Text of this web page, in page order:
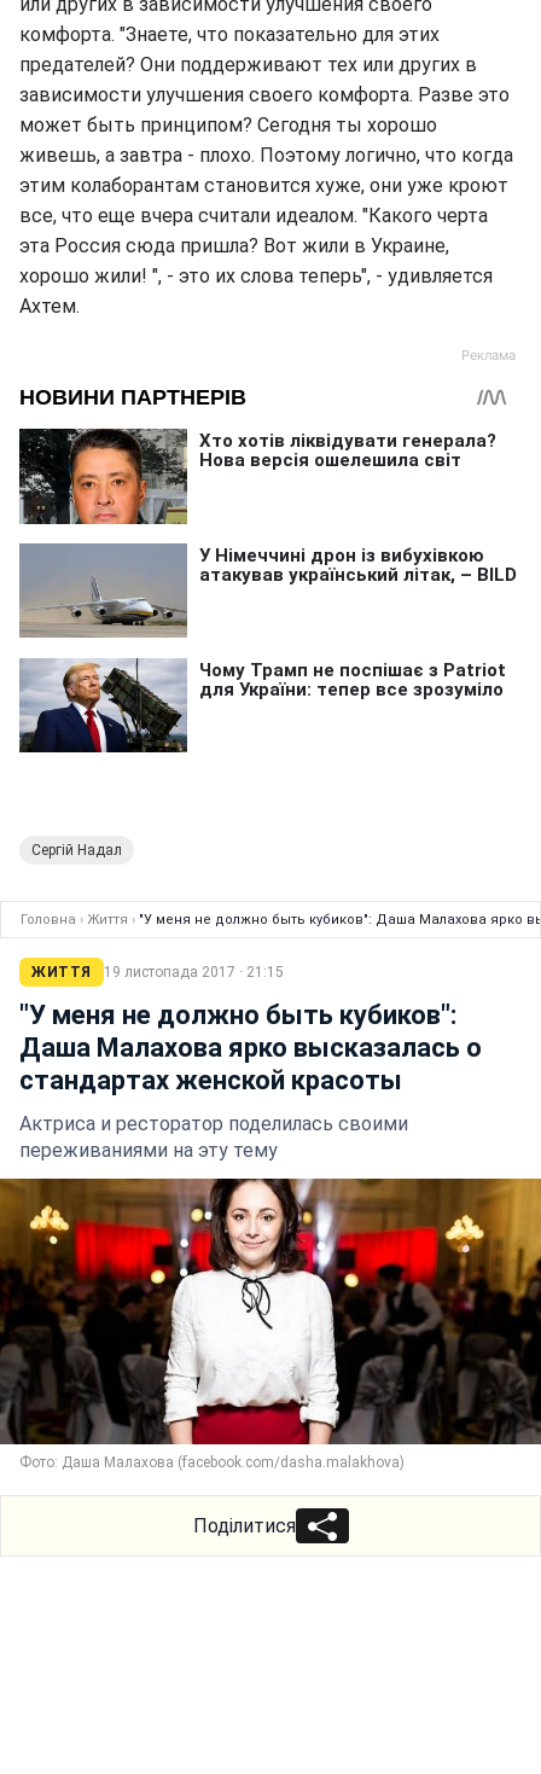
комфорта. "Знаете, что показательно для этих
предателей? Они поддерживают тех или других в
зависимости улучшения своего комфорта. Разве это
может быть принципом? Сегодня ты хорошо
живешь, а завтра - плохо. Поэтому логично, что когда
этим колаборантам становится хуже, они уже кроют
все, что еще вчера считали идеалом. "Какого черта
эта Россия сюда пришла? Вот жили в Украине,
хорошо жили! ", - это их слова теперь", - удивляется
Ахтем.
Сергій Надал
Головна › Життя › "У меня не должно быть кубиков": Даша Малахова ярко
ЖИТТЯ 19 листопада 2017 · 21:15
"У меня не должно быть кубиков":
Даша Малахова ярко высказалась о
стандартах женской красоты
Актриса и ресторатор поделилась своими
переживаниями на эту тему
Фото: Даша Малахова (facebook.com/dasha.malakhova)
Поділитися